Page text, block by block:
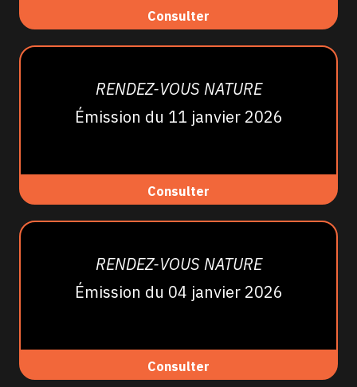
Consulter
RENDEZ-VOUS NATURE
Émission du 11 janvier 2026
Consulter
RENDEZ-VOUS NATURE
Émission du 04 janvier 2026
Consulter